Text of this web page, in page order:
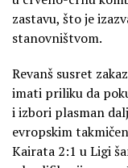
zastavu, što je
stanovništvom.
Revanš susret
imati priliku da
i izbori plasman
evropskim
Kairata 2:1 u Ligi